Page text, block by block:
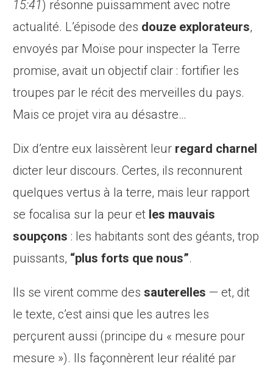
15:41) résonne puissamment avec notre
actualité. L’épisode des douze explorateurs,
envoyés par Moïse pour inspecter la Terre
promise, avait un objectif clair : fortifier les
troupes par le récit des merveilles du pays.
Mais ce projet vira au désastre…
Dix d’entre eux laissèrent leur regard charnel
dicter leur discours. Certes, ils reconnurent
quelques vertus à la terre, mais leur rapport
se focalisa sur la peur et les mauvais
soupçons : les habitants sont des géants, trop
puissants, “plus forts que nous”.
Ils se virent comme dessauterelles — et, dit
le texte, c’est ainsi que les autres les
perçurent aussi (principe du « mesure pour
mesure »). Ils façonnèrent leur réalité par